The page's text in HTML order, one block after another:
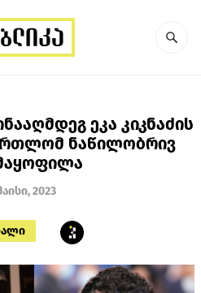
ეკა კიკნაძის
ნაწილობრივ
2023